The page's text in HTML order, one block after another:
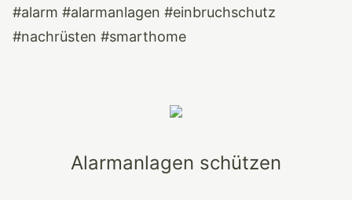
#alarm #alarmanlagen #einbruchschutz
#nachrüsten #smarthome
Alarmanlagen schützen